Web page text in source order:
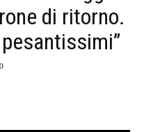
di ritorno.